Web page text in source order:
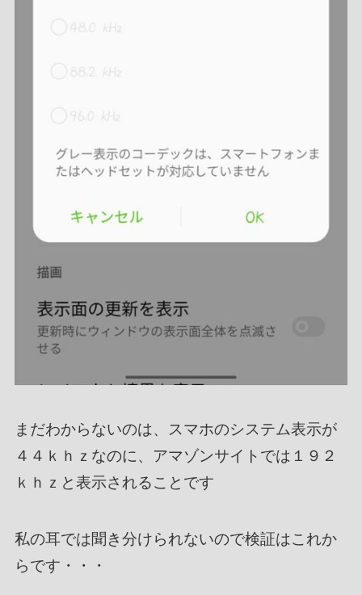
まだわからないのは、スマホのシステム表示が
４４ｋｈｚなのに、アマゾンサイトでは１９２
ｋｈｚと表示されることです
私の耳では聞き分けられないので検証はこれか
らです・・・